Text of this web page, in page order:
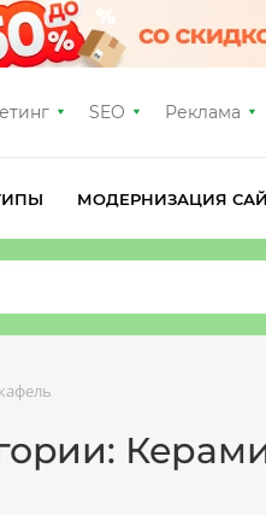
SEO Реклама
МОДЕРНИЗАЦИЯ